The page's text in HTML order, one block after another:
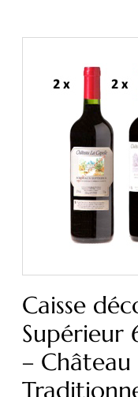
Caisse
Supérieur
– Château